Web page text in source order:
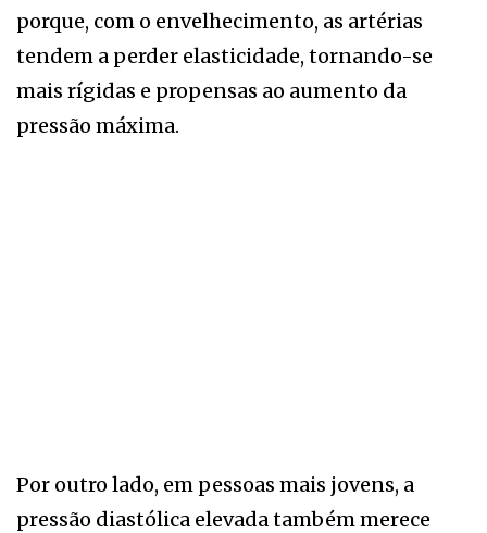
porque, com o envelhecimento, as artérias
tendem a perder elasticidade, tornando-se
mais rígidas e propensas ao aumento da
pressão máxima.
Por outro lado, em pessoas mais jovens, a
pressão diastólica elevada também merece